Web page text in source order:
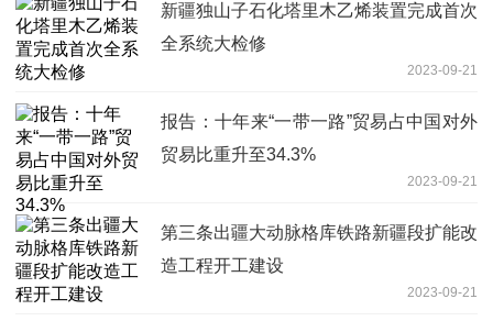
新疆独山子石化塔里木乙烯装置完成首次
全系统大检修
2023-09-21
报告：十年来“一带一路”贸易占中国对外
贸易比重升至34.3%
2023-09-21
第三条出疆大动脉格库铁路新疆段扩能改
造工程开工建设
2023-09-21